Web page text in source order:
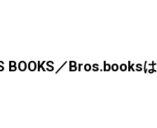
BOOKS／Bros.booksは